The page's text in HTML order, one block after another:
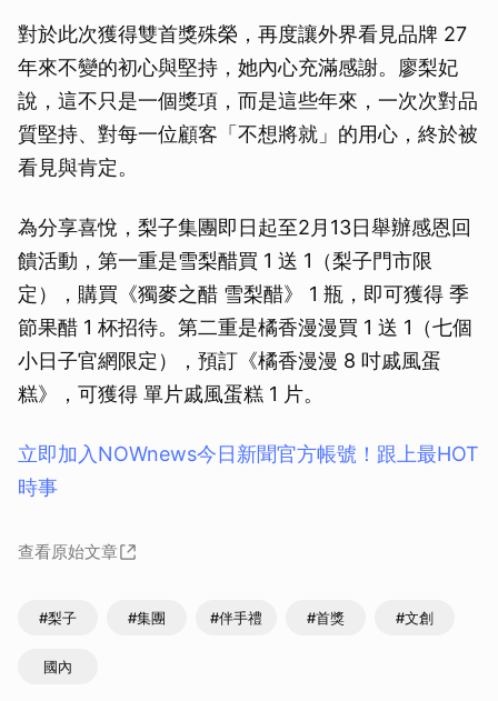
對於此次獲得雙首獎殊榮，再度讓外界看見品牌 27
年來不變的初心與堅持，她內心充滿感謝。廖梨妃
說，這不只是一個獎項，而是這些年來，一次次對品
質堅持、對每一位顧客「不想將就」的用心，終於被
看見與肯定。
為分享喜悅，梨子集團即日起至2月13日舉辦感恩回
饋活動，第一重是雪梨醋買 1 送 1（梨子門市限
定），購買《獨麥之醋 雪梨醋》 1 瓶，即可獲得 季
節果醋 1 杯招待。第二重是橘香漫漫買 1 送 1（七個
小日子官網限定），預訂《橘香漫漫 8 吋戚風蛋
糕》，可獲得 單片戚風蛋糕 1 片。
立即加入NOWnews今⽇新聞官⽅帳號！跟上最HOT
時事
查看原始文章
#梨子 #集團 #伴手禮 #首獎 #文創
國內